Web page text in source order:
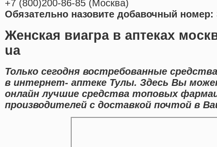
+7 (800)200-86-85 (Москва)
Обязательно назовите добавочный номер:
Женская виагра в аптеках
ua
Только сегодня востребованные
в интернет- аптеке Тулы. Здесь Вы
онлайн лучшие средства топовых
производителей с доставкой почтой в